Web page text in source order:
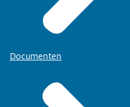
Documenten